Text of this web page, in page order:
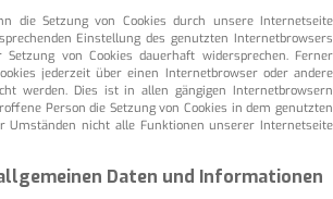
die Setzung von Cookies durch unsere Internetseite
Einstellung des genutzten Internetbrowsers
von Cookies dauerhaft widersprechen. Ferner
jederzeit über einen Internetbrowser oder andere
werden. Dies ist in allen gängigen Internetbrowsern
Person die Setzung von Cookies in dem genutzten
Umständen nicht alle Funktionen unserer Internetseite
Daten und Informationen